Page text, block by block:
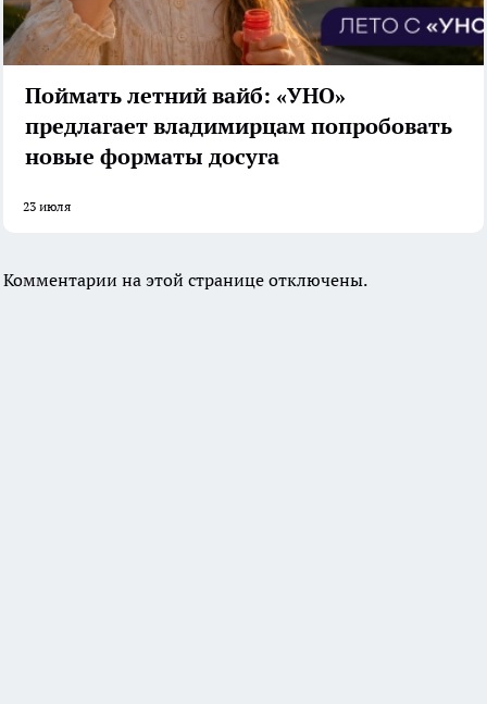
Поймать летний вайб: «УНО»
предлагает владимирцам попробовать
новые форматы досуга
23 июля
Комментарии на этой странице отключены.